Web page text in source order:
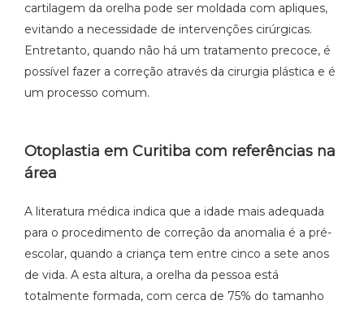
cartilagem da orelha pode ser moldada com apliques,
evitando a necessidade de intervenções cirúrgicas.
Entretanto, quando não há um tratamento precoce, é
possível fazer a correção através da cirurgia plástica e é
um processo comum.
Otoplastia em Curitiba com referências na
área
A literatura médica indica que a idade mais adequada
para o procedimento de correção da anomalia é a pré-
escolar, quando a criança tem entre cinco a sete anos
de vida. A esta altura, a orelha da pessoa está
totalmente formada, com cerca de 75% do tamanho